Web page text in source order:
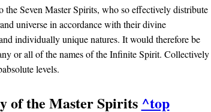
Seven Master Spirits, who so effectively distribute
universe in accordance with their divine
individually unique natures. It would therefore be
or all of the names of the Infinite Spirit. Collectively
levels.
of the Master Spirits ^top